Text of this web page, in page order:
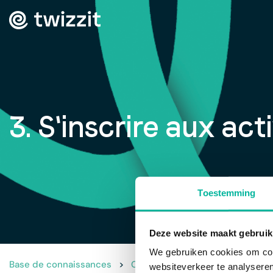
Toestemming
Deze website maakt
We gebruiken cookies om
websiteverkeer te
3. S'inscrire aux
Base de connaissances > Commencer avec Twizzit en